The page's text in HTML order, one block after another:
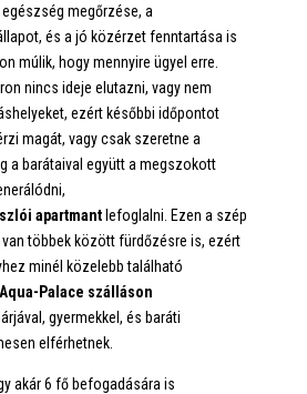
megőrzése, a
és a jó közérzet fenntartása is
múlik, hogy mennyire ügyel erre.
nincs ideje elutazni, vagy nem
ezért későbbi időpontot
magát, vagy csak szeretne a
a barátaival együtt a megszokott
apartmantlefoglalni. Ezen a szép
többek között fürdőzésre is, ezért
minél közelebb található
Aqua-Palace szálláson
gyermekkel, és baráti
elférhetnek.
akár 6 fő befogadására is